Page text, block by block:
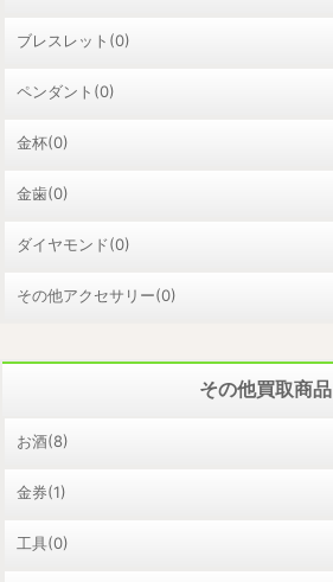
ブレスレット(0)
ペンダント(0)
金杯(0)
金歯(0)
ダイヤモンド(0)
その他アクセサリー(0)
その他買取商品
お酒(8)
金券(1)
工具(0)